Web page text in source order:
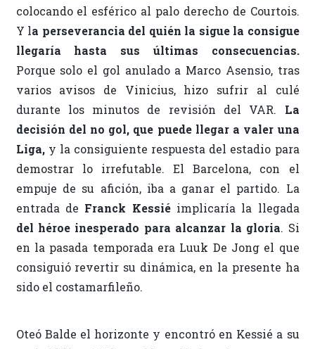
colocando el esférico al palo derecho de Courtois.
Y la perseverancia del quién la sigue la consigue
llegaría hasta sus últimas consecuencias.
Porque solo el gol anulado a Marco Asensio, tras
varios avisos de Vinicius, hizo sufrir al culé
durante los minutos de revisión del VAR. La
decisión del no gol, que puede llegar a valer una
Liga,y la consiguiente respuesta del estadio para
demostrar lo irrefutable. El Barcelona, con el
empuje de su afición, iba a ganar el partido. La
entrada de Franck Kessiéimplicaría la llegada
del héroe inesperado para alcanzar la gloria. Si
en la pasada temporada era Luuk De Jong el que
consiguió revertir su dinámica, en la presente ha
sido el costamarfileño.
Oteó Balde el horizonte y encontró en Kessié a su